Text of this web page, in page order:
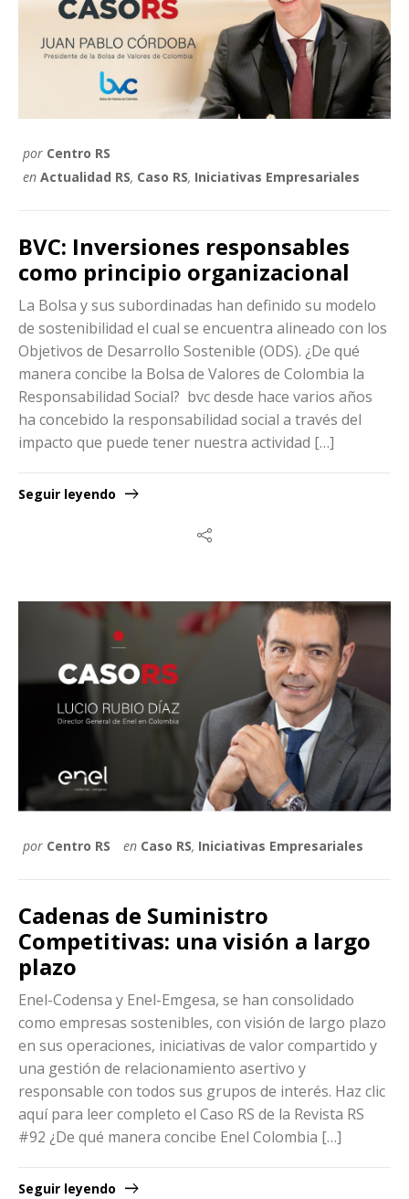
por Centro RS
en Actualidad RS, Caso RS, Iniciativas Empresariales
BVC: Inversiones responsables
como principio organizacional
La Bolsa y sus subordinadas han definido su modelo
de sostenibilidad el cual se encuentra alineado con los
Objetivos de Desarrollo Sostenible (ODS). ¿De qué
manera concibe la Bolsa de Valores de Colombia la
Responsabilidad Social? bvc desde hace varios años
ha concebido la responsabilidad social a través del
impacto que puede tener nuestra actividad […]
Seguir leyendo
por Centro RS en Caso RS, Iniciativas Empresariales
Cadenas de Suministro
Competitivas: una visión a largo
plazo
Enel-Codensa y Enel-Emgesa, se han consolidado
como empresas sostenibles, con visión de largo plazo
en sus operaciones, iniciativas de valor compartido y
una gestión de relacionamiento asertivo y
responsable con todos sus grupos de interés. Haz clic
aquí para leer completo el Caso RS de la Revista RS
#92 ¿De qué manera concibe Enel Colombia […]
Seguir leyendo